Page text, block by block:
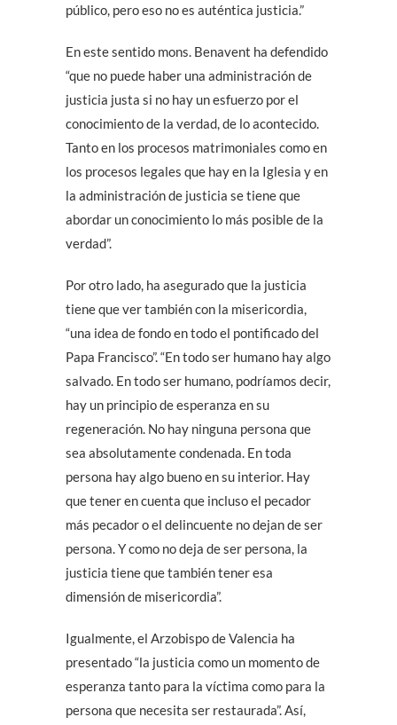
público, pero eso no es auténtica justicia.”
En este sentido mons. Benavent ha defendido
“que no puede haber una administración de
justicia justa si no hay un esfuerzo por el
conocimiento de la verdad, de lo acontecido.
Tanto en los procesos matrimoniales como en
los procesos legales que hay en la Iglesia y en
la administración de justicia se tiene que
abordar un conocimiento lo más posible de la
verdad”.
Por otro lado, ha asegurado que la justicia
tiene que ver también con la misericordia,
“una idea de fondo en todo el pontificado del
Papa Francisco”. “En todo ser humano hay algo
salvado. En todo ser humano, podríamos decir,
hay un principio de esperanza en su
regeneración. No hay ninguna persona que
sea absolutamente condenada. En toda
persona hay algo bueno en su interior. Hay
que tener en cuenta que incluso el pecador
más pecador o el delincuente no dejan de ser
persona. Y como no deja de ser persona, la
justicia tiene que también tener esa
dimensión de misericordia”.
Igualmente, el Arzobispo de Valencia ha
presentado “la justicia como un momento de
esperanza tanto para la víctima como para la
persona que necesita ser restaurada”. Así,